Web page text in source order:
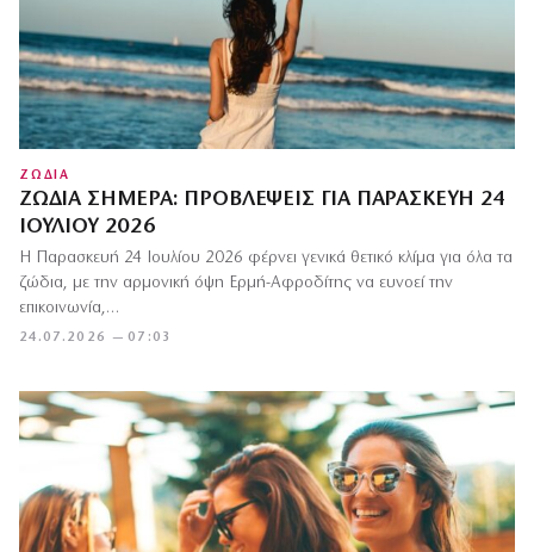
ΖΩΔΙΑ
ΖΏΔΙΑ ΣΉΜΕΡΑ: ΠΡΟΒΛΈΨΕΙΣ ΓΙΑ ΠΑΡΑΣΚΕΥΉ 24
ΙΟΥΛΊΟΥ 2026
24.07.2026 — 07:03
Η Παρασκευή 24 Ιουλίου 2026 φέρνει γενικά θετικό κλίμα για όλα τα
ζώδια, με την αρμονική όψη Ερμή-Αφροδίτης να ευνοεί την
επικοινωνία,…